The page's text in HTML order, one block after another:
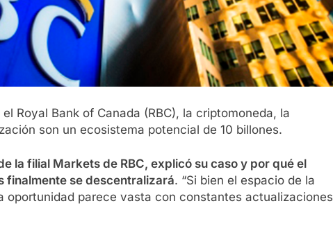
Royal Bank of Canada (RBC), la criptomoneda, la
son un ecosistema potencial de 10 billones.
la filial Markets de RBC, explicó su caso y por qué el
finalmente se descentralizará. “Si bien el espacio de la
oportunidad parece vasta con constantes actualizaciones